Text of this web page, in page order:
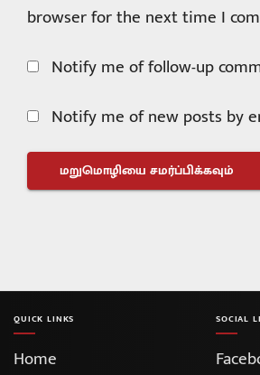
browser for the next time I
Notify me of follow-up
Notify me of new posts by
QUICK LINKS
Home
SOCIAL